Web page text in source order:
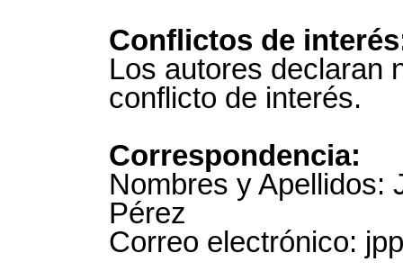
Conflictos de
Los autores declaran
conflicto de interés.
Correspondencia:
Nombres y Apellidos:
Pérez
Correo electrónico: